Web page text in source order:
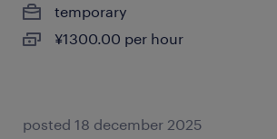
temporary
¥1300.00 per hour
posted 18 december 2025